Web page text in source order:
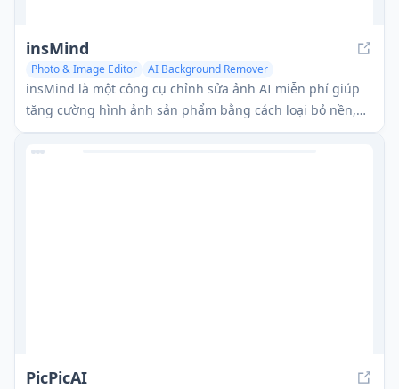
insMind
Photo & Image Editor AI Background Remover
insMind là một công cụ chỉnh sửa ảnh AI miễn phí giúp
tăng cường hình ảnh sản phẩm bằng cách loại bỏ nền,
xóa các đối tượng không mong muốn và tạo nền mới chỉ
với một vài cú nhấp chuột.
PicPicAI